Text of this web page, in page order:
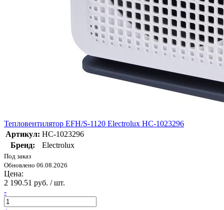
Тепловентилятор EFH/S-1120 Electrolux НС-1023296
Артикул: НС-1023296
Бренд:
Electrolux
Под заказ
Обновлено 06.08.2026
Цена:
2 190.51 руб. / шт.
-